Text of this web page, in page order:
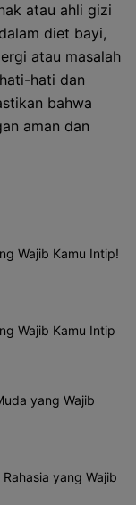
atau ahli gizi
diet bayi,
atau masalah
hati dan
bahwa
aman dan
Wajib Kamu Intip!
Wajib Kamu Intip
yang Wajib
yang Wajib